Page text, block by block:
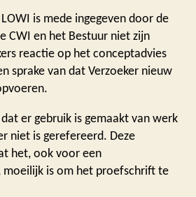
is mede ingegeven door de
CWI en het Bestuur niet zijn
reactie op het conceptadvies
sprake van dat Verzoeker nieuw
er gebruik is gemaakt van werk
niet is gerefereerd. Deze
het, ook voor een
is om het proefschrift te